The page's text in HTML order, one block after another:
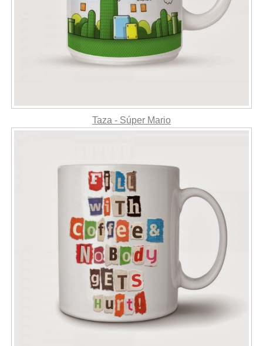
Taza - Súper Mario